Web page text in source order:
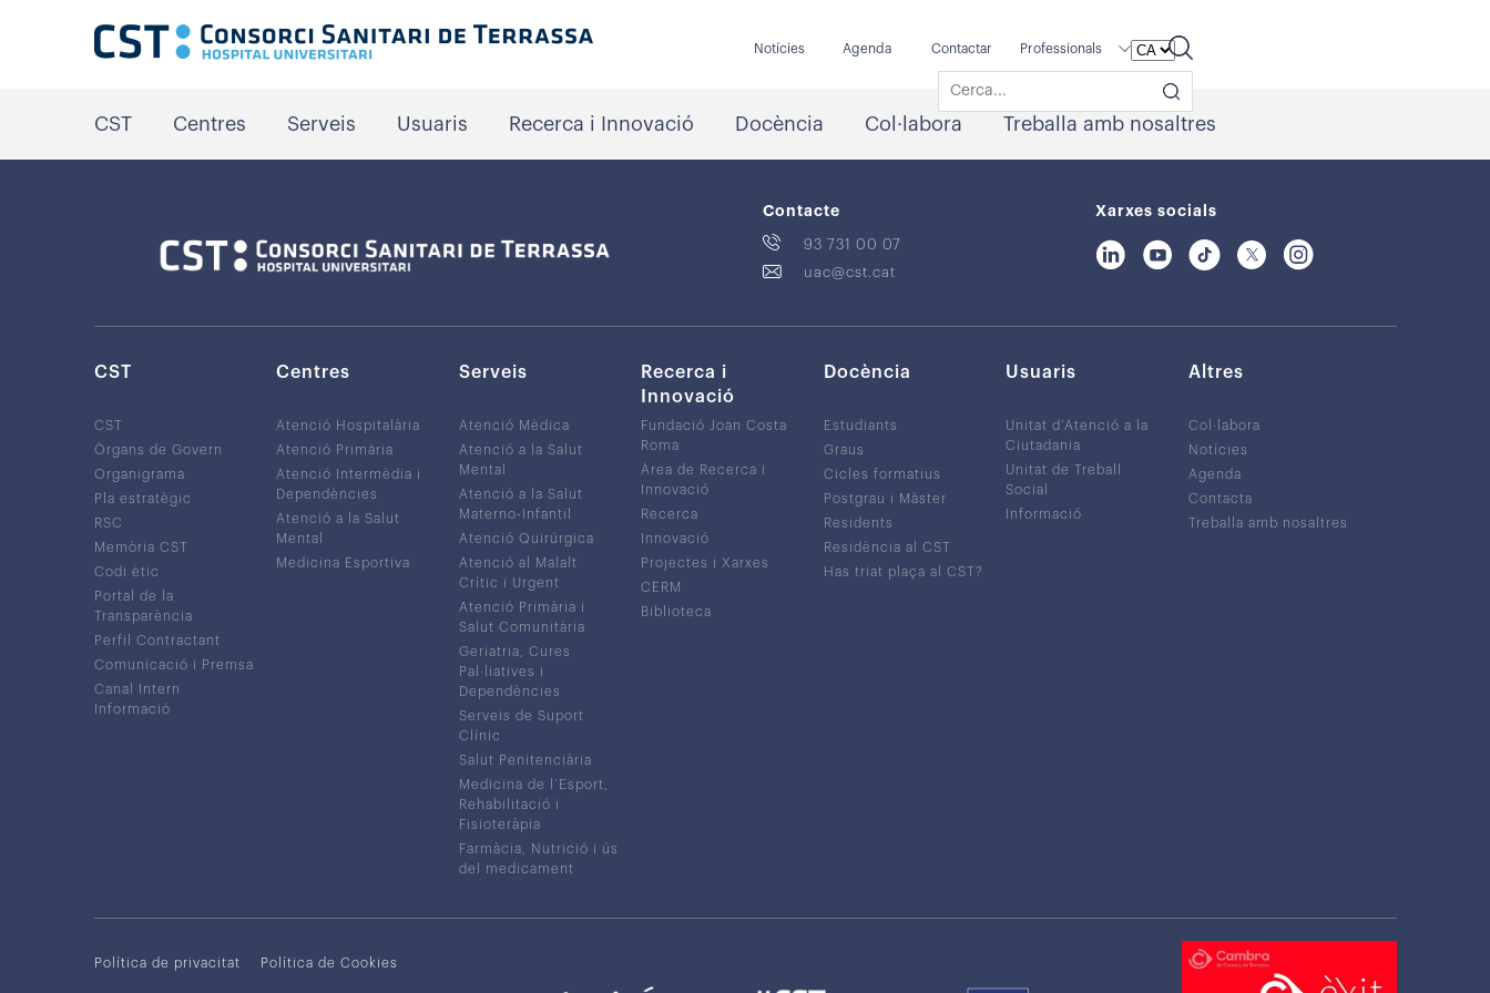
Notícies Agenda Contactar Professionals
CST Centres Serveis Usuaris Recerca i Innovació Docència Col·labora Treballa amb nosaltres
Contacte
93 731 00 07
uac@cst.cat
Xarxes socials
CST
CST
Òrgans de Govern
Organigrama
Pla estratègic
RSC
Memòria CST
Codi ètic
Portal de la
Transparència
Perfil Contractant
Comunicació i Premsa
Canal Intern
Informació
Centres
Atenció Hospitalària
Atenció Primària
Atenció Intermèdia i
Dependències
Atenció a la Salut
Mental
Medicina Esportiva
Serveis
Atenció Mèdica
Atenció a la Salut
Mental
Atenció a la Salut
Materno-Infantil
Atenció Quirúrgica
Atenció al Malalt
Crític i Urgent
Atenció Primària i
Salut Comunitària
Geriatria, Cures
Pal·liatives i
Dependències
Serveis de Suport
Clínic
Salut Penitenciària
Medicina de l’Esport,
Rehabilitació i
Fisioteràpia
Farmàcia, Nutrició i ús
del medicament
Recerca i
Innovació
Fundació Joan Costa
Roma
Àrea de Recerca i
Innovació
Recerca
Innovació
Projectes i Xarxes
CERM
Biblioteca
Docència
Estudiants
Graus
Cicles formatius
Postgrau i Màster
Residents
Residència al CST
Has triat plaça al CST?
Usuaris
Unitat d’Atenció a la
Ciutadania
Unitat de Treball
Social
Informació
Altres
Col·labora
Notícies
Agenda
Contacta
Treballa amb nosaltres
Política de privacitat Política de Cookies